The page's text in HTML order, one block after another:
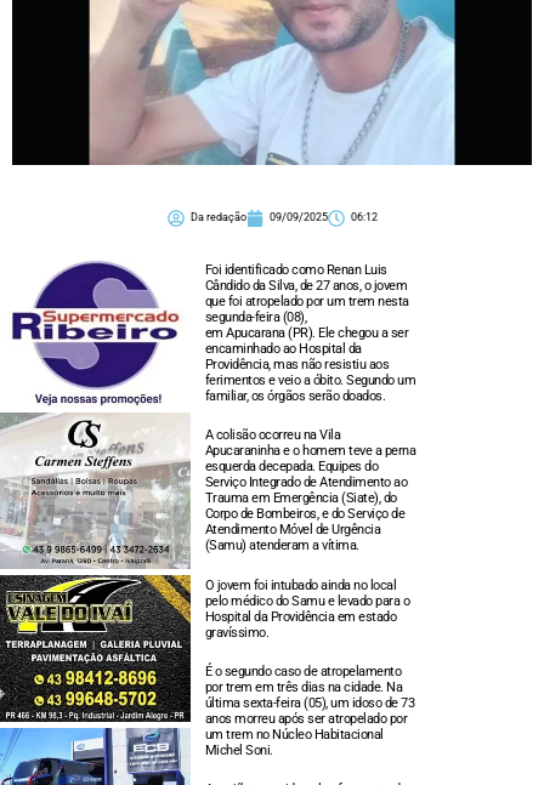
Da redação 09/09/2025 06:12
Foi identificado como Renan Luis
Cândido da Silva, de 27 anos, o jovem
que foi atropelado por um trem nesta
segunda-feira (08),
em Apucarana (PR). Ele chegou a ser
encaminhado ao Hospital da
Providência, mas não resistiu aos
ferimentos e veio a óbito. Segundo um
familiar, os órgãos serão doados.
A colisão ocorreu na Vila
Apucaraninha e o homem teve a perna
esquerda decepada. Equipes do
Serviço Integrado de Atendimento ao
Trauma em Emergência (Siate), do
Corpo de Bombeiros, e do Serviço de
Atendimento Móvel de Urgência
(Samu) atenderam a vítima.
O jovem foi intubado ainda no local
pelo médico do Samu e levado para o
Hospital da Providência em estado
gravíssimo.
É o segundo caso de atropelamento
por trem em três dias na cidade. Na
última sexta-feira (05), um idoso de 73
anos morreu após ser atropelado por
um trem no Núcleo Habitacional
Michel Soni.